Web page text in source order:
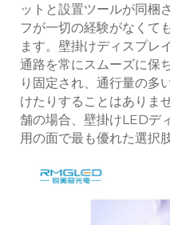
ットと設置ツールが同梱
フが一切の経験がなくて
ます。壁掛けディスプレ
通路を常にスムーズに保
り固定され、通行量の多
けたりすることはありま
舗の場合、壁掛けLEDデ
用の面で最も優れた選択